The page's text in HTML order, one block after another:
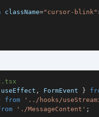
className=" cursor-blink "
useEffect , FormEvent }
from
'../hooks/
'./MessageContent' ;